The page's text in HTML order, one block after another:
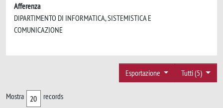
Afferenza
DIPARTIMENTO DI INFORMATICA, SISTEMISTICA E
COMUNICAZIONE
Tutti (5)
Esportazione
Mostra records